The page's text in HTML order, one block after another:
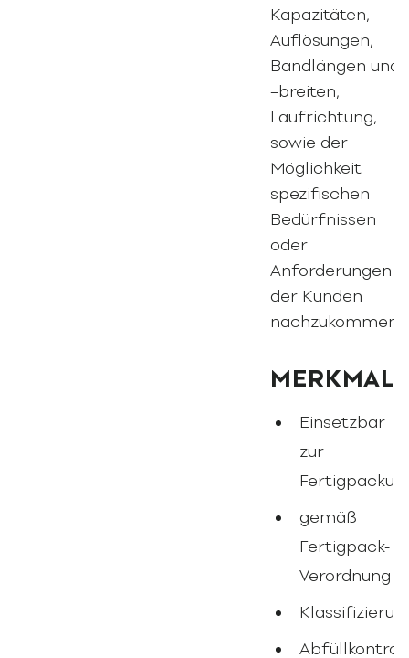
Kapazitäten,
Auflösungen,
Bandlängen und
–breiten,
Laufrichtung,
sowie der
Möglichkeit
spezifischen
Bedürfnissen
oder
Anforderungen
der Kunden
nachzukommen.
MERKMALE
Einsetzbar
zur
gemäß
Fertigpack-
Verordnung